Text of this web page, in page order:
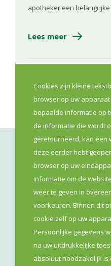
apotheker een
Lees meer
Cookies zijn kleine
browser op uw
bepaalde informatie op
de informatie die wordt
geretourneerd, kan een
deze eerder hebt
browser op uw
informatie om de
weer te geven in
voorkeuren. Binnen dit
cookie zelf op uw
Persoonlijke gegevens
na uw uitdrukkelijke
absoluut noodzakelijk
VLAAMS APOTHEKERS
Lange Leemstraat 187
Antwerpen